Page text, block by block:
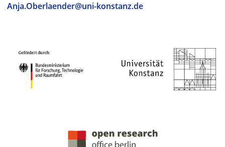
Anja.Oberlaender@uni-konstanz.de